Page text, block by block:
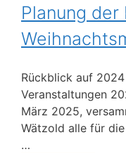
Planung
Rückblick auf
Veranstaltungen
März 2025,
Wätzold alle für
…